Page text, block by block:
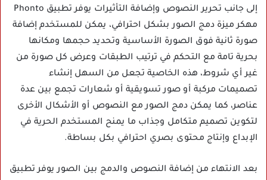
إلى جانب تحرير النصوص وإضافة التأثيرات يوفر تطبيق Phonto
مهكر ميزة دمج الصور بشكل احترافي، يمكن للمستخدم إضافة
صورة ثانية فوق الصورة الأساسية وتحديد حجمها ومكانها
بحرية تامة مع التحكم في ترتيب الطبقات وعرض كل صورة من
غير أي شروط، هذه الخاصية تجعل من السهل إنشاء
تصميمات مركبة أو صور تسويقية أو شعارات تجمع بين عدة
عناصر، كما يمكن دمج الصور مع النصوص أو الأشكال الأخرى
لتكوين تصميم متكامل وجذاب ما يمنح المستخدم الحرية في
الإبداع وإنتاج محتوى بصري احترافي بكل بساطة.
بعد الانتهاء من إضافة النصوص والدمج بين الصور يوفر تطبيق